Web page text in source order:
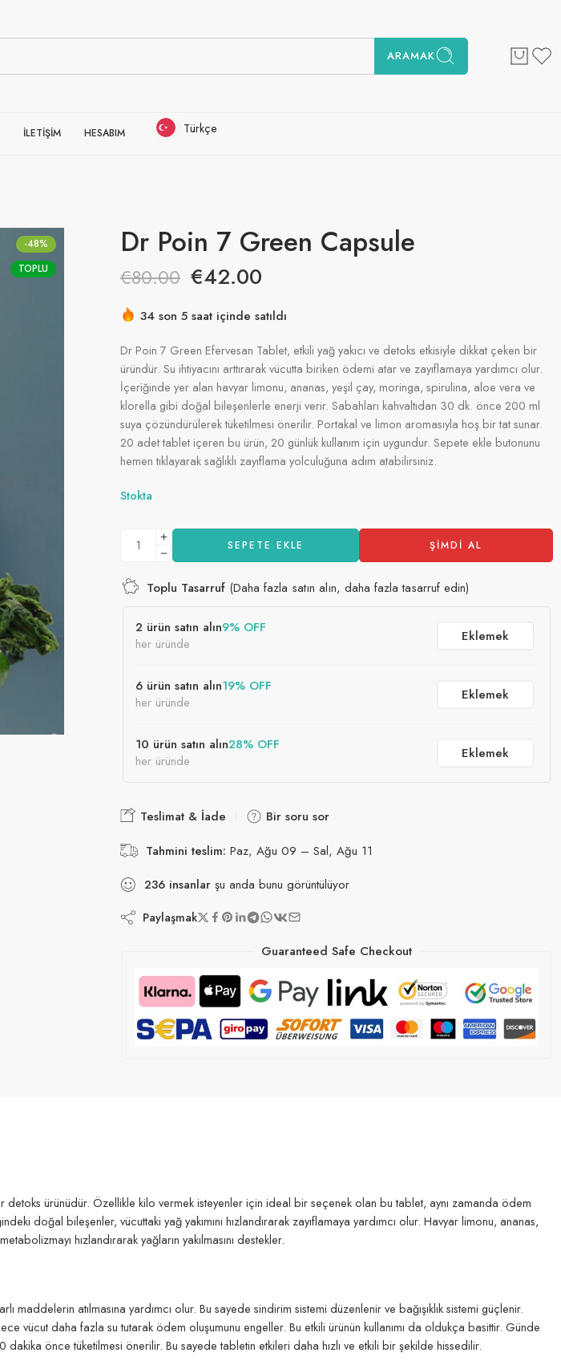
ARAMAK
İLETİŞİM HESABIM Türkçe
-48%
TOPLU
Dr Poin 7 Green Capsule
€80.00 €42.00
34 son 5 saat içinde satıldı
Dr Poin 7 Green Efervesan Tablet, etkili yağ yakıcı ve detoks etkisiyle dikkat çeken bir
üründür. Su ihtiyacını arttırarak vücutta biriken ödemi atar ve zayıflamaya yardımcı olur.
İçeriğinde yer alan havyar limonu, ananas, yeşil çay, moringa, spirulina, aloe vera ve
klorella gibi doğal bileşenlerle enerji verir. Sabahları kahvaltıdan 30 dk. önce 200 ml
suya çözündürülerek tüketilmesi önerilir. Portakal ve limon aromasıyla hoş bir tat sunar.
20 adet tablet içeren bu ürün, 20 günlük kullanım için uygundur. Sepete ekle butonunu
hemen tıklayarak sağlıklı zayıflama yolculuğuna adım atabilirsiniz.
Stokta
SEPETE EKLE ŞIMDI AL
Toplu Tasarruf (Daha fazla satın alın, daha fazla tasarruf edin)
2 ürün satın alın9% OFF
her üründe
Eklemek
6 ürün satın alın19% OFF
her üründe
Eklemek
10 ürün satın alın28% OFF
her üründe
Eklemek
Teslimat & İade
Bir soru sor
Tahmini teslim: Paz, Ağu 09 – Sal, Ağu 11
236 insanlar şu anda bunu görüntülüyor
Paylaşmak
Guaranteed Safe Checkout
ürünüdür. Özellikle kilo vermek isteyenler için ideal bir seçenek olan bu tablet, aynı zamanda ödem
doğal bileşenler, vücuttaki yağ yakımını hızlandırarak zayıflamaya yardımcı olur. Havyar limonu, ananas,
hızlandırarak yağların yakılmasını destekler.
atılmasına yardımcı olur. Bu sayede sindirim sistemi düzenlenir ve bağışıklık sistemi güçlenir.
vücut daha fazla su tutarak ödem oluşumunu engeller. Bu etkili ürünün kullanımı da oldukça basittir. Günde
önce tüketilmesi önerilir. Bu sayede tabletin etkileri daha hızlı ve etkili bir şekilde hissedilir.